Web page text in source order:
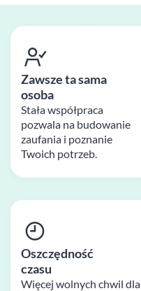
Zawsze ta sama
osoba
Stała współpraca
pozwala na budowanie
zaufania i poznanie
Twoich potrzeb.
Oszczędność
czasu
Więcej wolnych chwil dla